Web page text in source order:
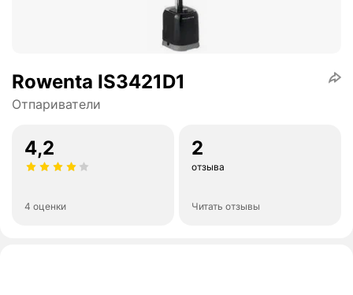
Rowenta IS3421D1
Отпариватели
4,2
4 оценки
2
отзыва
Читать отзывы